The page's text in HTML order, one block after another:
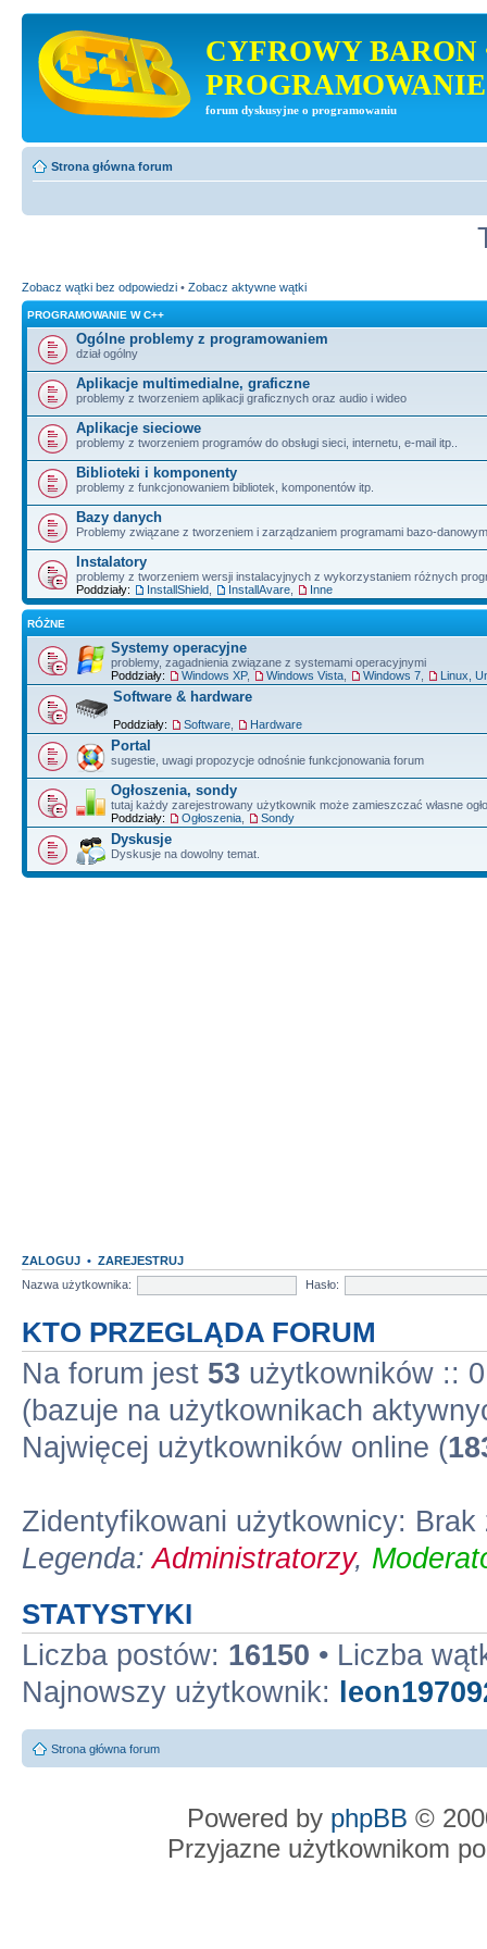
CYFROWY BARON
PROGRAMOWANIE
forum dyskusyjne o programowaniu
Strona główna forum
Zobacz wątki bez odpowiedzi • Zobacz aktywne wątki
PROGRAMOWANIE W C++
Ogólne problemy z programowaniem
dział ogólny
Aplikacje multimedialne, graficzne
problemy z tworzeniem aplikacji graficznych oraz audio i wideo
Aplikacje sieciowe
problemy z tworzeniem programów do obsługi sieci, internetu, e-mail itp..
Biblioteki i komponenty
problemy z funkcjonowaniem bibliotek, komponentów itp.
Bazy danych
Problemy związane z tworzeniem i zarządzaniem programami bazo-
Instalatory
problemy z tworzeniem wersji instalacyjnych z wykorzystaniem różnych
Poddziały:
InstallShield InstallAvare Inne
RÓŻNE
Systemy operacyjne
problemy, zagadnienia związane z systemami operacyjnymi
Poddziały:
Windows XP, Windows Vista Windows 7 Linux,
Software & hardware
Poddziały: Software Hardware
Portal
sugestie, uwagi propozycje odnośnie funkcjonowania forum
Ogłoszenia, sondy
tutaj każdy zarejestrowany użytkownik może zamieszczać własne
Poddziały:
Ogłoszenia Sondy
Dyskusje
Dyskusje na dowolny temat.
ZALOGUJ • ZAREJESTRUJ
Nazwa użytkownika:
Hasło:
KTO PRZEGLĄDA FORUM
Na forum jest 53 użytkowników ::
(bazuje na użytkownikach
Najwięcej użytkowników online (
Zidentyfikowani użytkownicy:
Legenda:Administratorzy,
STATYSTYKI
Liczba postów: 16150 • Liczba
Najnowszy użytkownik:
Strona główna forum
Powered by phpBB ©
Przyjazne użytkownikom